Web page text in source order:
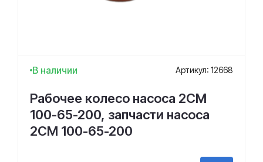
В наличии Артикул: 12668
Рабочее колесо насоса 2СМ
100-65-200, запчасти насоса
2СМ 100-65-200